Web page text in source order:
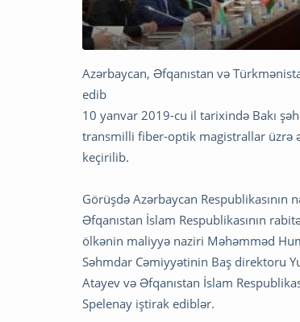
Azərbaycan, Əfqanıstan və
edib
10 yanvar 2019-cu il tarixində Bakı
transmilli fiber-optik magistrallar üzrə
keçirilib.
Görüşdə Azərbaycan
Əfqanıstan İslam Respublikasının
ölkənin maliyyə naziri Məhəmməd
Səhmdar Cəmiyyətinin Baş direktoru
Atayev və Əfqanıstan İslam
Spelenay iştirak ediblər.